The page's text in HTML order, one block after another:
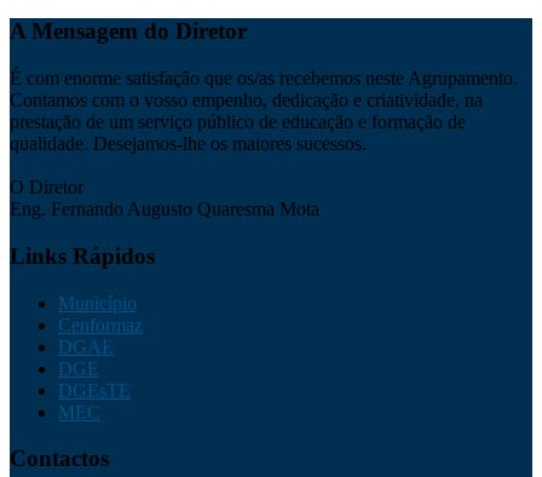
A Mensagem do Diretor
É com enorme satisfação que os/as recebemos neste Agrupamento.
Contamos com o vosso empenho, dedicação e criatividade, na
prestação de um serviço público de educação e formação de
qualidade. Desejamos-lhe os maiores sucessos.
O Diretor
Eng. Fernando Augusto Quaresma Mota
Links Rápidos
Município
Cenformaz
DGAE
DGE
DGEsTE
MEC
Contactos